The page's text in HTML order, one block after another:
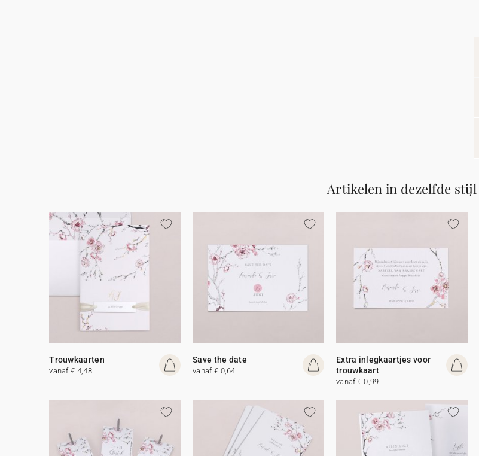
Artikelen in dezelfde stijl
Trouwkaarten
vanaf € 4,48
Save the date
vanaf € 0,64
Extra inlegkaartjes voor
trouwkaart
vanaf € 0,99